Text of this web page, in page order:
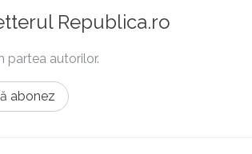
Republica.ro
partea autorilor.
abonez